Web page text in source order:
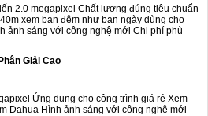
2.0 megapixel Chất lượng đúng tiêu chuẩn
xem ban đêm như ban ngày dùng cho
ảnh sáng với công nghệ mới Chi phí phù
Giải Cao
Ứng dụng cho công trình giá rẻ Xem
Dahua Hình ảnh sáng với công nghệ mới